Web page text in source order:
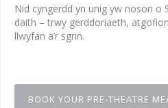
Nid cyngerdd yn unig yw noson o
daith – trwy gerddoriaeth,
llwyfan a’r sgrin.
BOOK YOUR PRE-THEATRE